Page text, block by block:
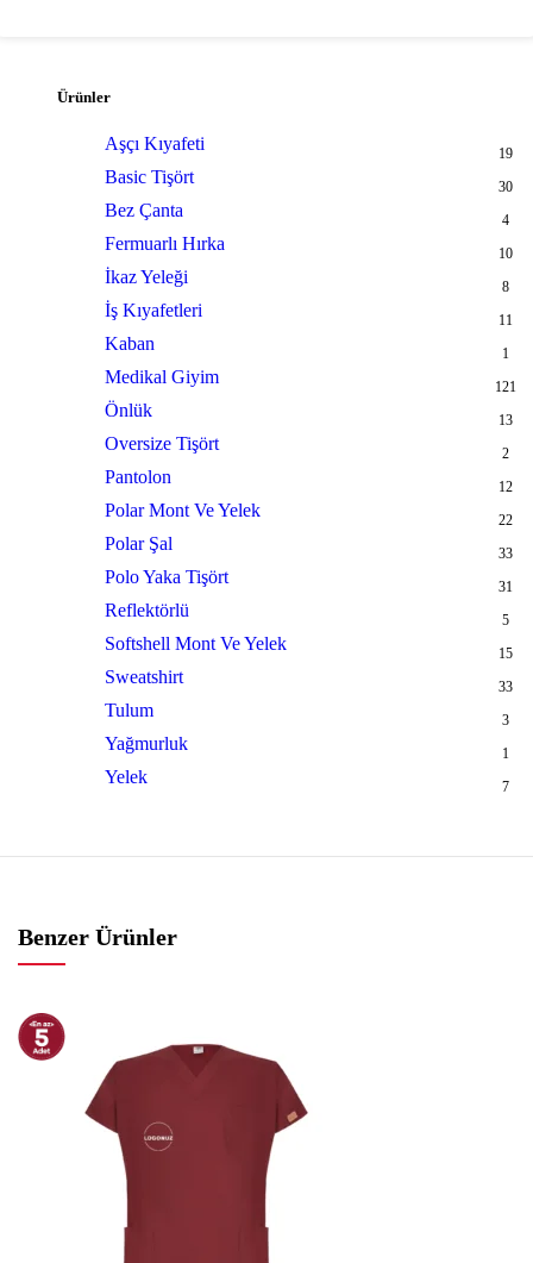
Ürünler
Aşçı Kıyafeti 19
Basic Tişört 30
Bez Çanta 4
Fermuarlı Hırka 10
İkaz Yeleği 8
İş Kıyafetleri 11
Kaban 1
Medikal Giyim 121
Önlük 13
Oversize Tişört 2
Pantolon 12
Polar Mont Ve Yelek 22
Polar Şal 33
Polo Yaka Tişört 31
Reflektörlü 5
Softshell Mont Ve Yelek 15
Sweatshirt 33
Tulum 3
Yağmurluk 1
Yelek 7
Benzer Ürünler